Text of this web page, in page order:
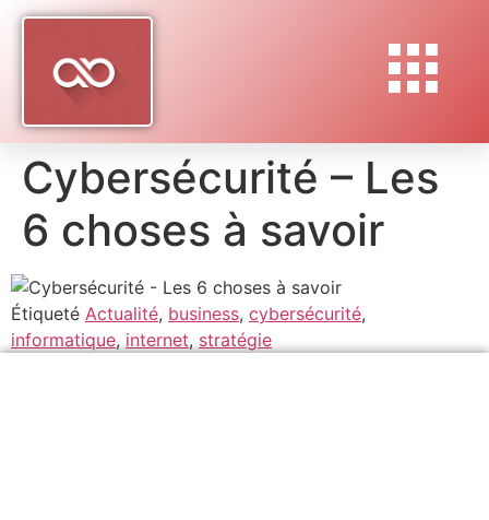
Cybersécurité – Les
6 choses à savoir
Étiqueté Actualité, business, cybersécurité,
informatique, internet, stratégie